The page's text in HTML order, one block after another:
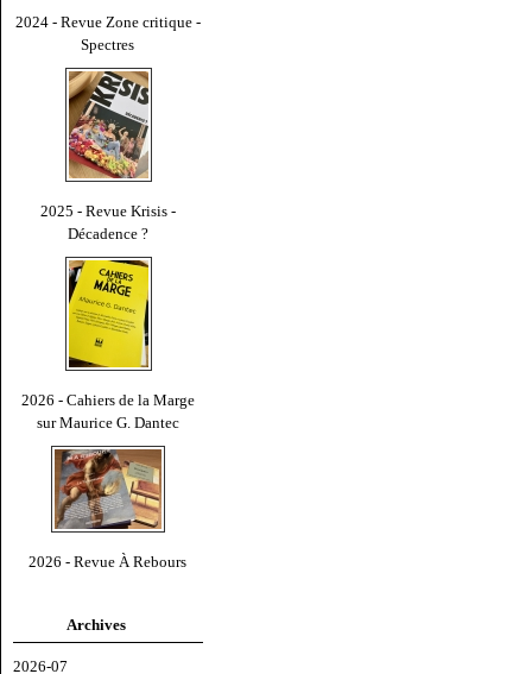
2024 - Revue Zone critique -
Spectres
2025 - Revue Krisis -
Décadence ?
2026 - Cahiers de la Marge
sur Maurice G. Dantec
2026 - Revue À Rebours
Archives
2026-07